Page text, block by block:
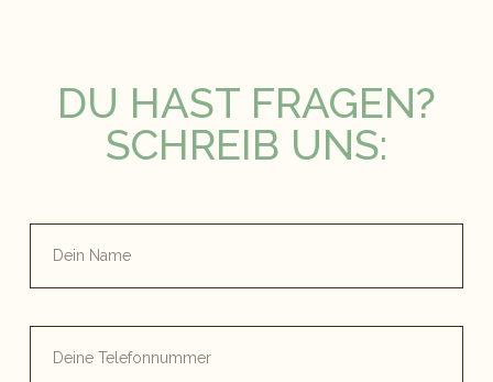
DU HAST FRAGEN?
SCHREIB UNS: